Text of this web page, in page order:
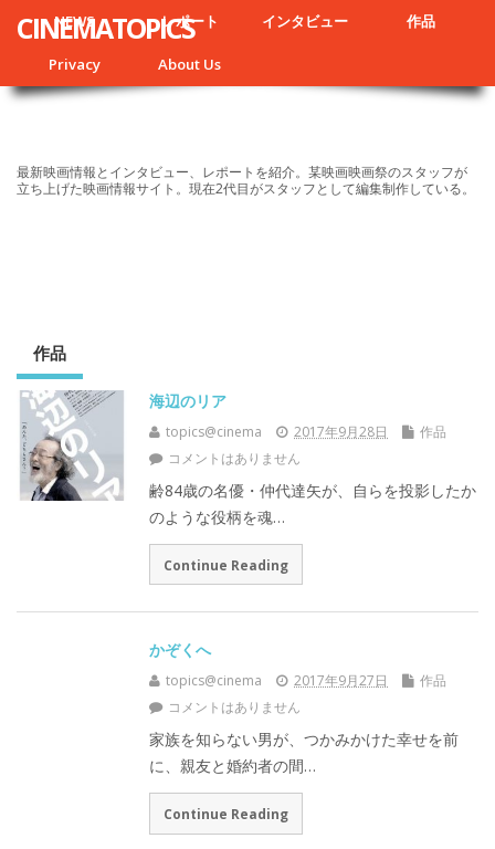
NEWS レポート インタビュー 作品
Privacy About Us
CINEMATOPICS
最新映画情報とインタビュー、レポートを紹介。某映画映画祭のスタッフが
立ち上げた映画情報サイト。現在2代目がスタッフとして編集制作している。
作品
海辺のリア
topics@cinema 2017年9月28日
作品
コメントはありません
齢84歳の名優・仲代達矢が、自らを投影したか
のような役柄を魂…
Continue Reading
かぞくへ
topics@cinema 2017年9月27日
作品
コメントはありません
家族を知らない男が、つかみかけた幸せを前
に、親友と婚約者の間…
Continue Reading